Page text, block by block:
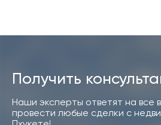
Получить
Наши эксперты ответят на все
провести любые сделки с